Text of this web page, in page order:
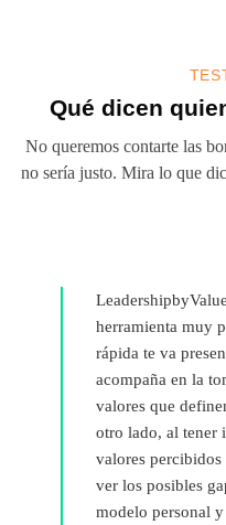
Qué dicen
No queremos contarte las
no sería justo. Mira lo que
herramienta muy
rápida te va
acompaña en la
valores que
otro lado, al tener
valores
ver los posibles
modelo personal